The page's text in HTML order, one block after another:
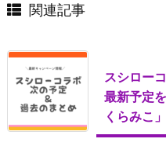
関連記事
スシロー
最新予定
くらみこ